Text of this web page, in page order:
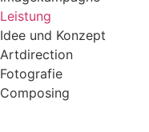
Leistung
Idee und Konzept
Artdirection
Fotografie
Composing